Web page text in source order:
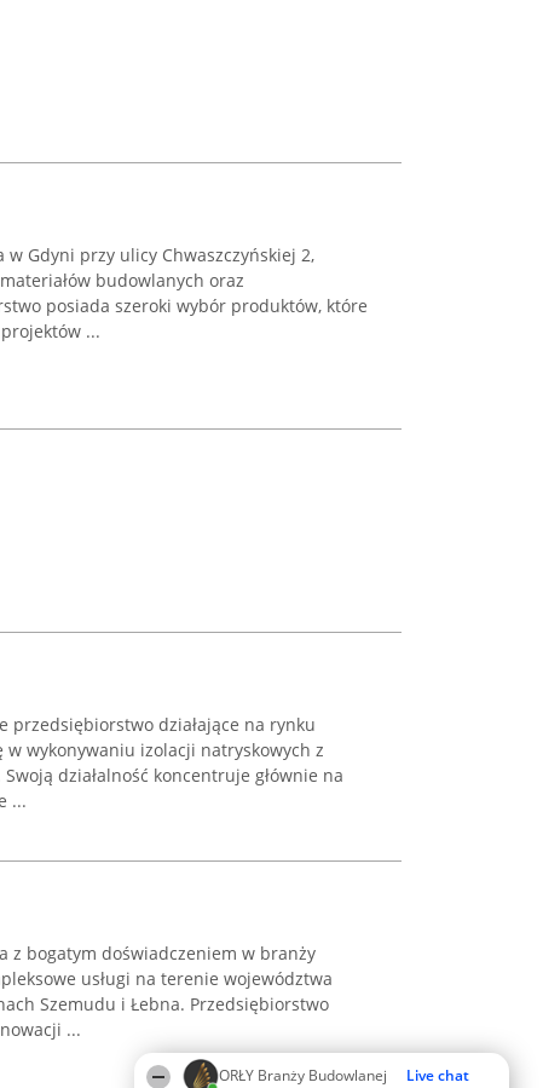
ORŁY Branży Budowlanej Live chat
w Gdyni przy ulicy Chwaszczyńskiej 2,
budowlanych oraz
posiada szeroki wybór produktów, które
...
przedsiębiorstwo działające na rynku
wykonywaniu izolacji natryskowych z
działalność koncentruje głównie na
...
z bogatym doświadczeniem w branży
usługi na terenie województwa
Szemudu i Łebna. Przedsiębiorstwo
...